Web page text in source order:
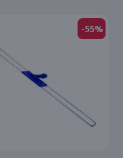
-55%